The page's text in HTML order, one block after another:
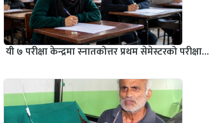
यी ७ परीक्षा केन्द्रमा स्नातकोत्तर प्रथम सेमेस्टरको परीक्षा…